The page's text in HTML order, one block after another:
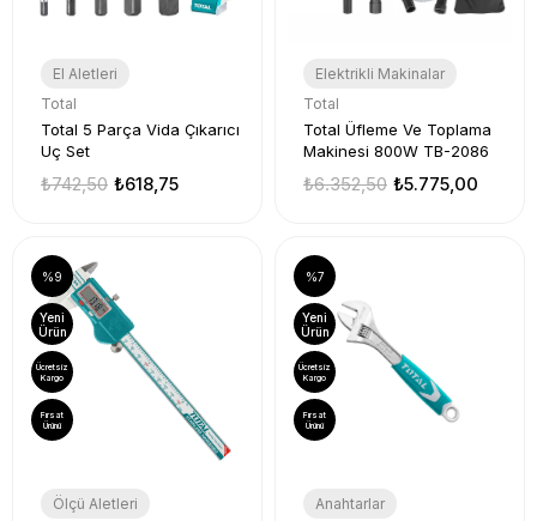
El Aletleri
Total
Total 5 Parça Vida Çıkarıcı
Uç Set
₺618,75
₺742,50
Elektrikli Makinalar
Total
Total Üfleme Ve Toplama
Makinesi 800W TB-2086
₺5.775,00
₺6.352,50
Ölçü Aletleri
%9
Yeni
Ürün
Ücretsiz
Kargo
Fırsat
Ürünü
Anahtarlar
%7
Yeni
Ürün
Ücretsiz
Kargo
Fırsat
Ürünü